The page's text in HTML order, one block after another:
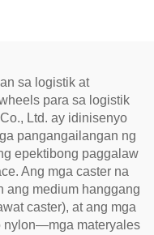
sa logistik at
para sa logistik
Ltd. ay idinisenyo
pangangailangan ng
epektibong paggalaw
Ang mga caster na
ang medium hanggang
caster), at ang mga
nylon—mga materyales